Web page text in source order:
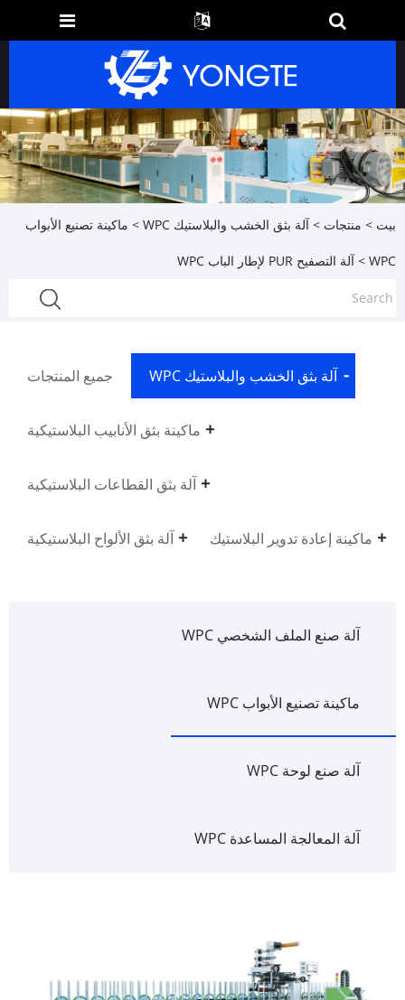
بيت > منتجات > آلة بثق الخشب والبلاستيك WPC > ماكينة تصنيع الأبواب
WPC > آلة التصفيح PUR لإطار الباب WPC
جميع المنتجات آلة بثق الخشب والبلاستيك WPC
ماكينة بثق الأنابيب البلاستيكية
آلة بثق القطاعات البلاستيكية
آلة بثق الألواح البلاستيكية ماكينة إعادة تدوير البلاستيك
آلة صنع الملف الشخصي WPC
ماكينة تصنيع الأبواب WPC
آلة صنع لوحة WPC
آلة المعالجة المساعدة WPC